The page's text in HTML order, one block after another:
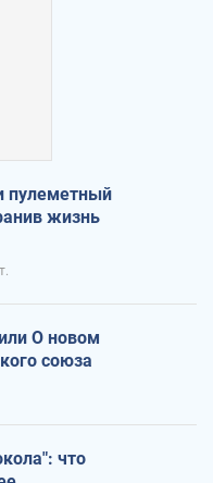
пулеметный
жизнь
О новом
союза
что